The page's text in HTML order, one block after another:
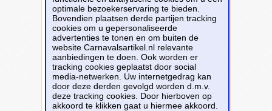
optimale bezoekerservaring te bieden.
Bovendien plaatsen derde partijen tracking
cookies om u gepersonaliseerde
advertenties te tonen en om buiten de
website Carnavalsartikel.nl relevante
aanbiedingen te doen. Ook worden er
tracking cookies geplaatst door social
media-netwerken. Uw internetgedrag kan
door deze derden gevolgd worden d.m.v.
deze tracking cookies. Door hierboven op
akkoord te klikken gaat u hiermee akkoord.